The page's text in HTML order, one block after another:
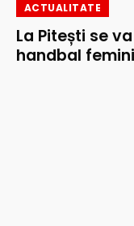
ACTUALITATE
La Pitești se
handbal